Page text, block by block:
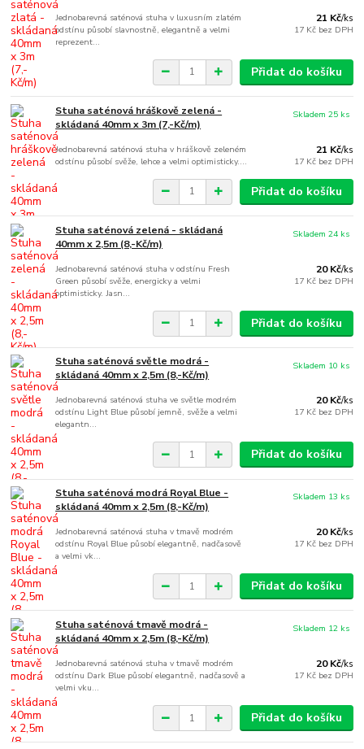
Jednobarevná saténová stuha v luxusním zlatém
odstínu působí slavnostně, elegantně a velmi
reprezent...
21 Kč/ks
17 Kč bez DPH
Přidat do košíku
Stuha saténová hráškově zelená -
skládaná 40mm x 3m (7,-Kč/m)
Jednobarevná saténová stuha v hráškově zeleném
odstínu působí svěže, lehce a velmi optimisticky....
21 Kč/ks
17 Kč bez DPH
Skladem 25 ks
Přidat do košíku
Stuha saténová zelená - skládaná
40mm x 2,5m (8,-Kč/m)
Jednobarevná saténová stuha v odstínu Fresh
Green působí svěže, energicky a velmi
optimisticky. Jasn...
20 Kč/ks
17 Kč bez DPH
Skladem 24 ks
Přidat do košíku
Stuha saténová světle modrá -
skládaná 40mm x 2,5m (8,-Kč/m)
Jednobarevná saténová stuha ve světle modrém
odstínu Light Blue působí jemně, svěže a velmi
elegantn...
20 Kč/ks
17 Kč bez DPH
Skladem 10 ks
Přidat do košíku
Stuha saténová modrá Royal Blue -
skládaná 40mm x 2,5m (8,-Kč/m)
Jednobarevná saténová stuha v tmavě modrém
odstínu Royal Blue působí elegantně, nadčasově
a velmi vk...
20 Kč/ks
17 Kč bez DPH
Skladem 13 ks
Přidat do košíku
Stuha saténová tmavě modrá -
skládaná 40mm x 2,5m (8,-Kč/m)
Jednobarevná saténová stuha v tmavě modrém
odstínu Dark Blue působí elegantně, nadčasově a
velmi vku...
20 Kč/ks
17 Kč bez DPH
Skladem 12 ks
Přidat do košíku